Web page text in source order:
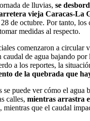
de lluvias, se
vieja Caracas-La
de octubre. Por tanto, los
medidas al respecto.
comenzaron a circular
caudal de agua bajando
a los reportes, la
de la quebrada que
se puede ver cómo el agua
calles, mientras arrastra
mientras que el caudal